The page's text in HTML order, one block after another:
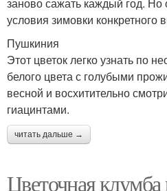
условия зимовки конкретного
Пушкиния
Этот цветок легко узнать по
белого цвета с голубыми
весной и восхитительно
гиацинтами.
читать дальше →
Цветочная клумба